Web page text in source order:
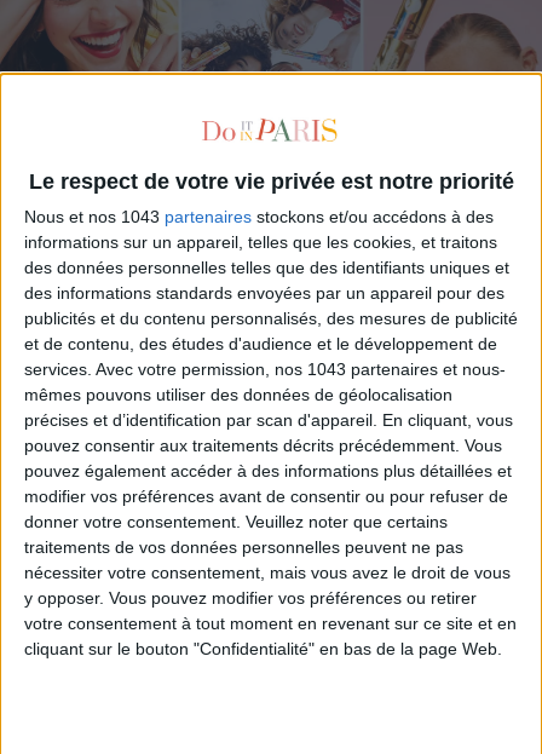
Le respect de votre vie privée est notre priorité
Nous et nos 1043 partenaires stockons et/ou accédons à des
informations sur un appareil, telles que les cookies, et traitons
des données personnelles telles que des identifiants uniques et
des informations standards envoyées par un appareil pour des
publicités et du contenu personnalisés, des mesures de publicité
et de contenu, des études d'audience et le développement de
services. Avec votre permission, nos 1043 partenaires et nous-
mêmes pouvons utiliser des données de géolocalisation
précises et d’identification par scan d'appareil. En cliquant, vous
pouvez consentir aux traitements décrits précédemment. Vous
pouvez également accéder à des informations plus détaillées et
modifier vos préférences avant de consentir ou pour refuser de
donner votre consentement. Veuillez noter que certains
traitements de vos données personnelles peuvent ne pas
nécessiter votre consentement, mais vous avez le droit de vous
y opposer. Vous pouvez modifier vos préférences ou retirer
votre consentement à tout moment en revenant sur ce site et en
cliquant sur le bouton "Confidentialité" en bas de la page Web.
ADOPT PARFUMS RÉVOLUTIONNE LA PARFUMERIE MADE IN FRANCE À PETIT PRIX
TOUT CE QUE VOUS DEVEZ FAIRE À PARIS EN AOÛT